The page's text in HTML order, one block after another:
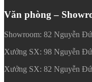
Văn phòng –
Showroom: 82 Nguyễn
Xưởng SX: 98 Nguyễn
Xưởng SX: 82 Nguyễn